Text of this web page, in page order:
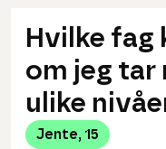
Hvilke fag
om jeg tar
ulike
Jente, 15